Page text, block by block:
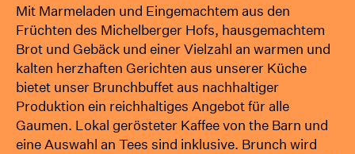
Café
Weinbar
Privates Abendessen
Räume
Projekte
Jobs
Mit Marmeladen und Eingemachtem aus den
Früchten des Michelberger Hofs, hausgemachtem
Brot und Gebäck und einer Vielzahl an warmen und
kalten herzhaften Gerichten aus unserer Küche
bietet unser Brunchbuffet aus nachhaltiger
Produktion ein reichhaltiges Angebot für alle
Gaumen. Lokal gerösteter Kaffee von the Barn und
eine Auswahl an Tees sind inklusive. Brunch wird